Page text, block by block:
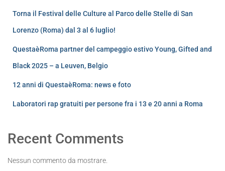
Torna il Festival delle Culture al Parco delle Stelle di San
Lorenzo (Roma) dal 3 al 6 luglio!
QuestaèRoma partner del campeggio estivo Young, Gifted and
Black 2025 – a Leuven, Belgio
12 anni di QuestaèRoma: news e foto
Laboratori rap gratuiti per persone fra i 13 e 20 anni a Roma
Recent Comments
Nessun commento da mostrare.